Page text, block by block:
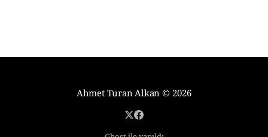
Ahmet Turan Alkan © 2026